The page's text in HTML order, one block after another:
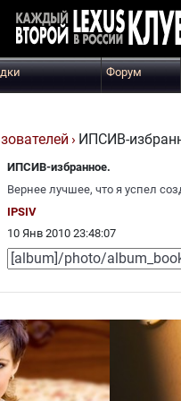
Форум
ИПСИВ-
ИПСИВ-избранное.
Вернее лучшее, что я успел
IPSIV
10 Янв 2010 23:48:07